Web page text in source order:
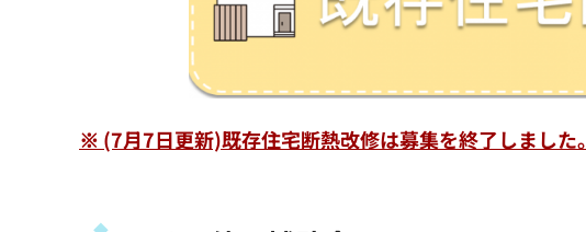
※ (7月7日更新)既存住宅断熱改修は募集を終了しました。